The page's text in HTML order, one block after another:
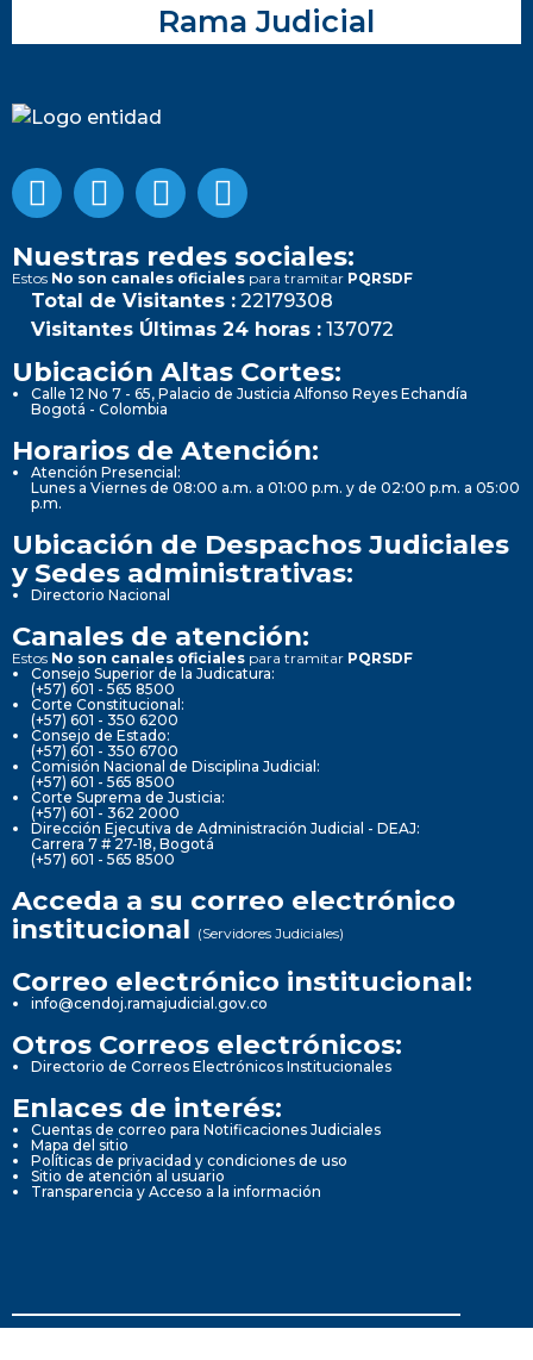
Rama Judicial
Nuestras redes sociales:
Estos No son canales oficiales para tramitar PQRSDF
Total de Visitantes : 22179308
Visitantes Últimas 24 horas : 137072
Ubicación Altas Cortes:
Calle 12 No 7 - 65, Palacio de Justicia Alfonso Reyes Echandía
Bogotá - Colombia
Horarios de Atención:
Atención Presencial:
Lunes a Viernes de 08:00 a.m. a 01:00 p.m. y de 02:00 p.m. a 05:00
p.m.
Ubicación de Despachos Judiciales
y Sedes administrativas:
Directorio Nacional
Canales de atención:
Estos No son canales oficiales para tramitar PQRSDF
Consejo Superior de la Judicatura:
(+57) 601 - 565 8500
Corte Constitucional:
(+57) 601 - 350 6200
Consejo de Estado:
(+57) 601 - 350 6700
Comisión Nacional de Disciplina Judicial:
(+57) 601 - 565 8500
Corte Suprema de Justicia:
(+57) 601 - 362 2000
Dirección Ejecutiva de Administración Judicial - DEAJ:
Carrera 7 # 27-18, Bogotá
(+57) 601 - 565 8500
Acceda a su correo electrónico
institucional (Servidores Judiciales)
Correo electrónico institucional:
info@cendoj.ramajudicial.gov.co
Otros Correos electrónicos:
Directorio de Correos Electrónicos Institucionales
Enlaces de interés:
Cuentas de correo para Notificaciones Judiciales
Mapa del sitio
Políticas de privacidad y condiciones de uso
Sitio de atención al usuario
Transparencia y Acceso a la información